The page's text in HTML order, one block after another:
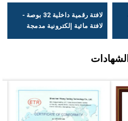
لافتة رقمية داخلية 32 بوصة -
لافتة مائية إلكترونية مدمجة
الشهادات